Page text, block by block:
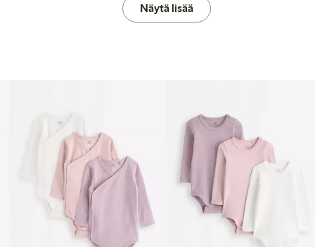
Näytä lisää